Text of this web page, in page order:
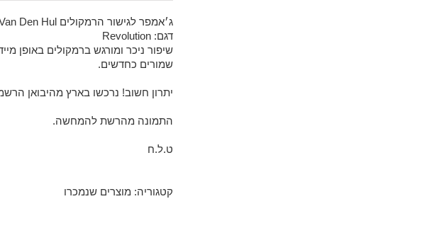
ג׳אמפר לגישור הרמקולים Van Den Hul
דגם: Revolution
שיפור ניכר ומורגש ברמקולים באופן
שמורים כחדשים.
יתרון חשוב! נרכשו בארץ מהיבואן
התמונה מהרשת להמחשה.
ט.ל.ח
קטגוריה: מוצרים שנמכרו